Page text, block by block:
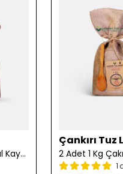
10 Kg Öğütülmüş Çankırı Kristal Kaya Tuzu
Çankırı Tuz
1